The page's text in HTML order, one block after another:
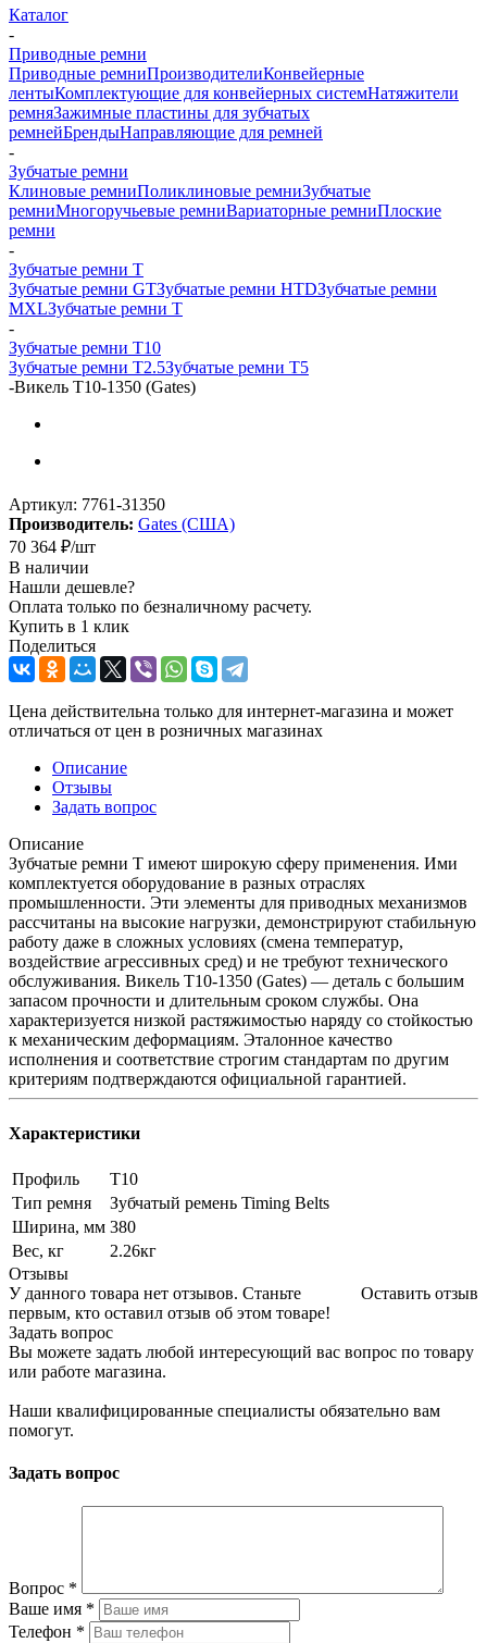
Каталог
-
Приводные ремни
Приводные ремниПроизводителиКонвейерные
лентыКомплектующие для конвейерных системНатяжители
ремняЗажимные пластины для зубчатых
ремнейБрендыНаправляющие для ремней
-
Зубчатые ремни
Клиновые ремниПоликлиновые ремниЗубчатые
ремниМногоручьевые ремниВариаторные ремниПлоские
ремни
-
Зубчатые ремни Т
Зубчатые ремни GTЗубчатые ремни HTDЗубчатые ремни
MXLЗубчатые ремни Т
-
Зубчатые ремни Т10
Зубчатые ремни Т2.5Зубчатые ремни Т5
-Викель T10-1350 (Gates)
Артикул: 7761-31350
Производитель: Gates (США)
70 364 ₽/шт
В наличии
Нашли дешевле?
Оплата только по безналичному расчету.
Купить в 1 клик
Поделиться
Цена действительна только для интернет-магазина и может
отличаться от цен в розничных магазинах
Описание
Отзывы
Задать вопрос
Описание
Зубчатые ремни Т имеют широкую сферу применения. Ими
комплектуется оборудование в разных отраслях
промышленности. Эти элементы для приводных механизмов
рассчитаны на высокие нагрузки, демонстрируют стабильную
работу даже в сложных условиях (смена температур,
воздействие агрессивных сред) и не требуют технического
обслуживания. Викель T10-1350 (Gates) — деталь с большим
запасом прочности и длительным сроком службы. Она
характеризуется низкой растяжимостью наряду со стойкостью
к механическим деформациям. Эталонное качество
исполнения и соответствие строгим стандартам по другим
критериям подтверждаются официальной гарантией.
Характеристики
Профиль
T10
Тип ремня
Зубчатый ремень Timing Belts
Ширина, мм 380
Вес, кг
2.26кг
Отзывы
Оставить отзыв
У данного товара нет отзывов. Станьте
первым, кто оставил отзыв об этом товаре!
Задать вопрос
Вы можете задать любой интересующий вас вопрос по товару
или работе магазина.
Наши квалифицированные специалисты обязательно вам
помогут.
Задать вопрос
Вопрос *
Ваше имя *
Телефон *